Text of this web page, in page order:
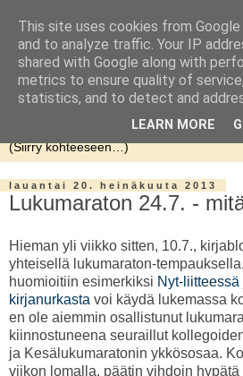
lauantai 20. heinäkuuta 2013
Lukumaraton 24.7. -
Hieman yli viikko sitten, 10.7.,
yhteisellä lukumaraton-
huomioitiin esimerkiksi Nyt-liitteessä
kirjanurkasta voi käydä lukemassa
en ole aiemmin osallistunut
kiinnostuneena seuraillut
ja Kesälukumaratonin ykkösosaa.
viikon lomalla, päätin vihdoin hypätä
This site uses cookies from
and to analyze traffic. Your IP
shared with Google along with
metrics to ensure quality of
statistics, and to detect and
LEARN MORE